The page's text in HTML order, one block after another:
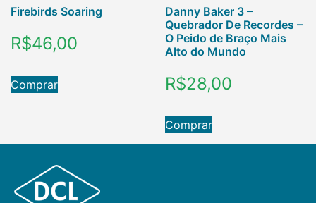
Firebirds Soaring
R$46,00
Comprar
Danny Baker 3 –
Quebrador De Recordes –
O Peido de Braço Mais
Alto do Mundo
R$28,00
Comprar